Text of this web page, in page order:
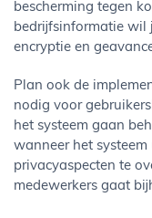
bescherming tegen
bedrijfsinformatie wil
encryptie en
Plan ook de
nodig voor
het systeem gaan
wanneer het
privacyaspecten te
medewerkers gaat